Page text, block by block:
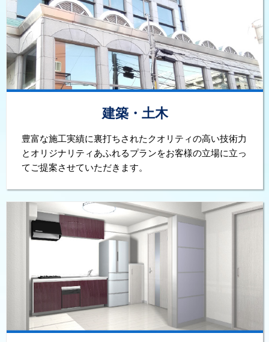
建築・土木
豊富な施工実績に裏打ちされたクオリティの高い技術力
とオリジナリティあふれるプランをお客様の立場に立っ
てご提案させていただきます。